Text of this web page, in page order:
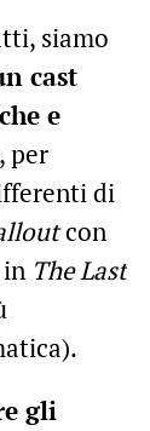
siamo
cast
e
per
di
con
The Last
gli